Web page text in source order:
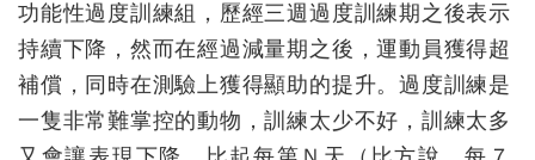
功能性過度訓練組，歷經三週過度訓練期之後表示
持續下降，然而在經過減量期之後，運動員獲得超
補償，同時在測驗上獲得顯助的提升。過度訓練是
一隻非常難掌控的動物，訓練太少不好，訓練太多